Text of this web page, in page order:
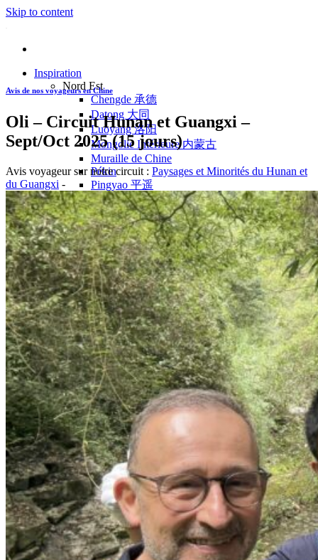
Skip to content
Inspiration
Nord Est
Chengde 承德
Datong 大同
Luoyang 洛阳
Mongolie Intérieure 内蒙古
Muraille de Chine
Pékin
Pingyao 平遥
Wutaishan 五台山
Côte Est
Anhui 安徽
Hangzhou 杭州
Jiangxi 江西
Montagnes Jaunes
Shandong 山东
Shanghai 上海
Suzhou 苏州
Nord Ouest
Gansu 甘肃
Dunhuang – 敦煌
Jiayuguan – 嘉峪关
Qinghai 青海
Xi’an 西安市
Xinjiang 新疆
Kashgar
Turpan
Sud Est
Canton 广州
Fujian 福建
Hong Kong 香港
Hunan 湖南
Ile d’Hainan 海南
Macao 澳门
Avis de nos voyageurs en Chine
Oli – Circuit Hunan et Guangxi –
Sept/Oct 2025 (15 jours)
Avis voyageur sur notre circuit : Paysages et Minorités du Hunan et
du Guangxi -